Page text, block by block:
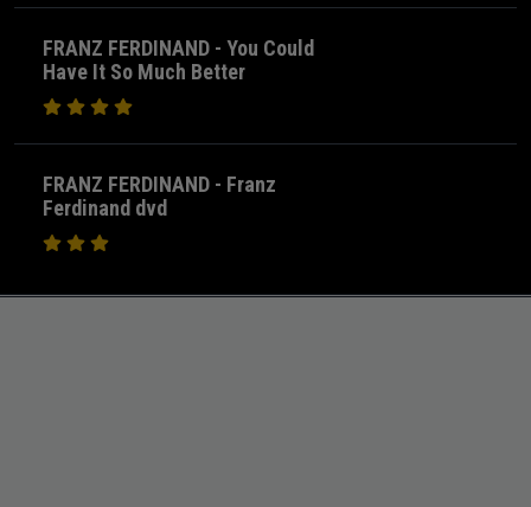
FRANZ FERDINAND - You Could
Have It So Much Better
FRANZ FERDINAND - Franz
Ferdinand dvd